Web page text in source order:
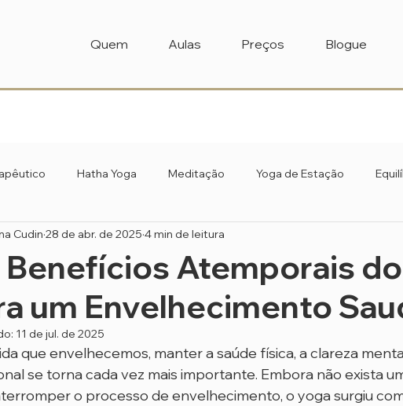
Quem Aulas Preços Blogue
Hatha Yoga Meditação Yoga de Estação
Benefícios Atemporais
um Envelhecimento
Cudin 28 de abr. de 2025 4 min de leitura
11 de jul. de 2025
que envelhecemos, manter a saúde física, a clareza
se torna cada vez mais importante. Embora não exista
o processo de envelhecimento, o yoga surgiu